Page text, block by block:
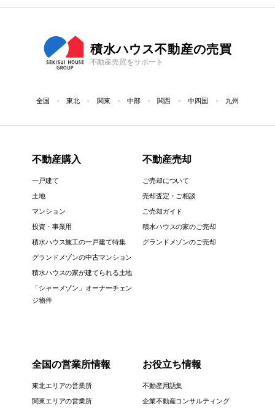
積水ハウス不動産の売買
不動産売買をサポート
全国 東北 関東 中部 関西 中四国 九州
不動産購入
一戸建て
土地
マンション
投資・事業用
積水ハウス施工の一戸建て特集
グランドメゾンの中古マンション
積水ハウスの家が建てられる土地
「シャーメゾン」オーナーチェン
ジ物件
不動産売却
ご売却について
売却査定・ご相談
ご売却ガイド
積水ハウスの家のご売却
グランドメゾンのご売却
全国の営業所情報
東北エリアの営業所
関東エリアの営業所
お役立ち情報
不動産用語集
企業不動産コンサルティング